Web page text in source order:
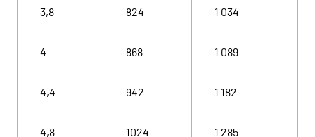
3,8 824 1 034
4 868 1 089
4,4 942 1 182
4,8 1024 1 285